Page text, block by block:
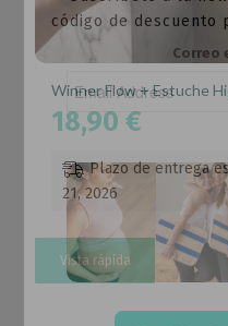
Winner Flow + Estuche
18,90€
Plazo de entrega
21, 2026
Vista rápida
código de descuento
Correo